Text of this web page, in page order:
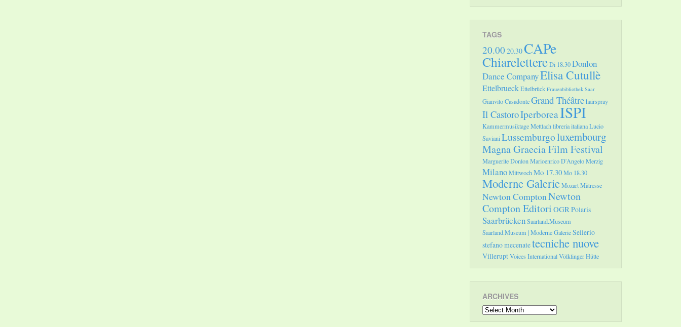
TAGS
20.00 20.30CAPe
ChiarelettereDi 18.30Donlon
Dance CompanyElisa Cutullè
EttelbrueckEttelbrück Frauenbibliothek Saar
Gianvito CasadonteGrand Théâtrehairspray
Il CastoroIperboreaISPI
Kammermusiktage Mettlachlibreria italianaLucio
SavianiLussemburgoluxembourg
Magna Graecia Film Festival
Marguerite DonlonMarioenrico D'AngeloMerzig
MilanoMittwochMo 17.30Mo 18.30
Moderne GalerieMozartMätresse
Newton ComptonNewton
Compton Editori OGRPolaris
SaarbrückenSaarland.Museum
Saarland.Museum | Moderne GalerieSellerio
stefano mecenatetecniche nuove
VilleruptVoices InternationalVölklinger Hütte
ARCHIVES
Archives